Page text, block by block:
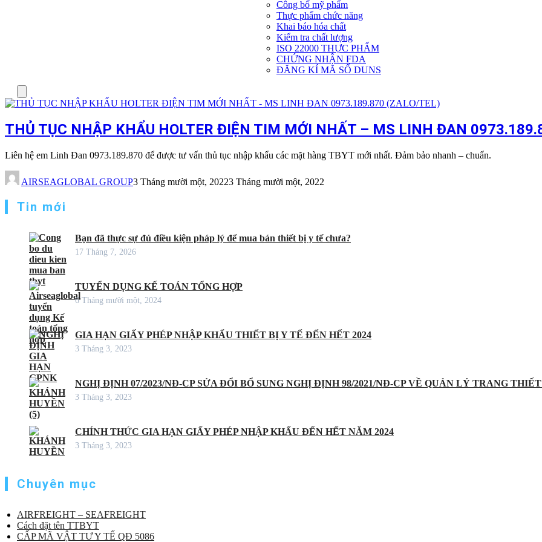
Dịch
vụ
khác
Công bố mỹ phẩm
Thực phẩm chức năng
Khai báo hóa chất
Kiểm tra chất lượng
ISO 22000 THỰC PHẨM
CHỨNG NHẬN FDA
ĐĂNG KÍ MÃ SỐ DUNS
THỦ TỤC NHẬP KHẨU HOLTER ĐIỆN TIM MỚI NHẤT – MS LINH ĐAN
Liên hệ em Linh Đan 0973.189.870 để được tư vấn thủ tục nhập khẩu các mặt hàng TBYT mới nhất. Đảm bảo nhanh – chuẩn.
AIRSEAGLOBAL GROUP3 Tháng mười một, 20223 Tháng mười một, 2022
Tin mới
Bạn đã thực sự đủ điều kiện pháp lý để mua bán thiết bị y tế chưa?
17 Tháng 7, 2026
TUYỂN DỤNG KẾ TOÁN TỔNG HỢP
6 Tháng mười một, 2024
GIA HẠN GIẤY PHÉP NHẬP KHẨU THIẾT BỊ Y TẾ ĐẾN HẾT 2024
3 Tháng 3, 2023
NGHỊ ĐỊNH 07/2023/NĐ-CP SỬA ĐỔI BỔ SUNG NGHỊ ĐỊNH 98/2021/NĐ-CP VỀ QUẢN LÝ TRANG
3 Tháng 3, 2023
CHÍNH THỨC GIA HẠN GIẤY PHÉP NHẬP KHẨU ĐẾN HẾT NĂM 2024
3 Tháng 3, 2023
Chuyên mục
AIRFREIGHT – SEAFREIGHT
Cách đặt tên TTBYT
CẤP MÃ VẬT TƯ Y TẾ QĐ 5086